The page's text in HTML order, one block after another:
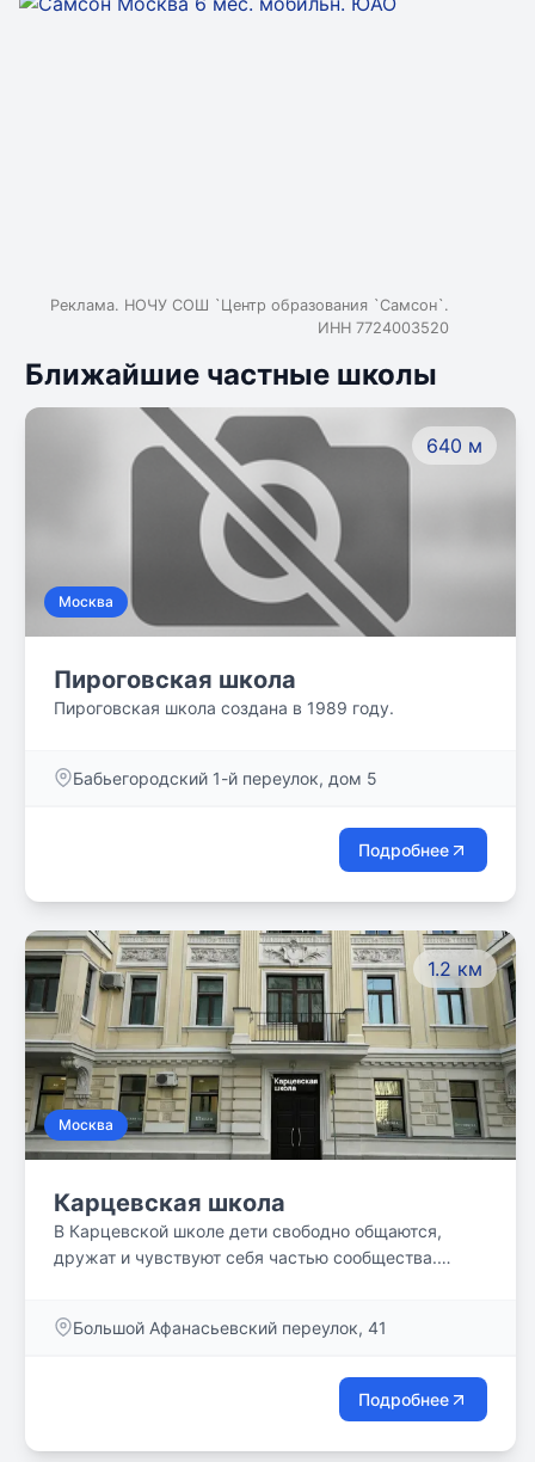
Реклама. НОЧУ СОШ `Центр образования `Самсон`.
ИНН 7724003520
Ближайшие частные школы
640 м
Москва
Пироговская школа
Пироговская школа создана в 1989 году.
Бабьегородский 1-й переулок, дом 5
Подробнее
1.2 км
Москва
Карцевская школа
В Карцевской школе дети свободно общаются,
дружат и чувствуют себя частью сообщества.
страха ошибиться и показаться `неудобным`.
Большой Афанасьевский переулок, 41
Подробнее